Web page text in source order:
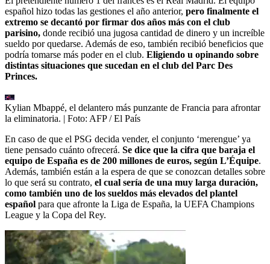
español hizo todas las gestiones el año anterior, pero finalmente el
extremo se decantó por firmar dos años más con el club
parisino, donde recibió una jugosa cantidad de dinero y un increíble
sueldo por quedarse. Además de eso, también recibió beneficios que
podría tomarse más poder en el club. Eligiendo u opinando sobre
distintas situaciones que sucedan en el club del Parc Des
Princes.
Kylian Mbappé, el delantero más punzante de Francia para afrontar
la eliminatoria. | Foto: AFP / El País
En caso de que el PSG decida vender, el conjunto ‘merengue’ ya
tiene pensado cuánto ofrecerá. Se dice que la cifra que baraja el
equipo de España es de 200 millones de euros, según L’Équipe.
Además, también están a la espera de que se conozcan detalles sobre
lo que será su contrato, el cual sería de una muy larga duración,
como también uno de los sueldos más elevados del plantel
español para que afronte la Liga de España, la UEFA Champions
League y la Copa del Rey.